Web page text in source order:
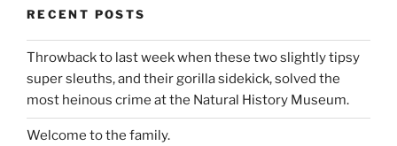
RECENT POSTS
Throwback to last week when these two slightly tipsy
super sleuths, and their gorilla sidekick, solved the
most heinous crime at the Natural History Museum.
Welcome to the family.